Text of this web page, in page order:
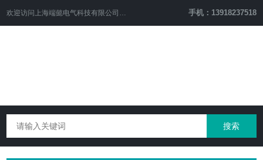
欢迎访问 上海端懿电气科技有限公司 网站！ 手机：13918237518